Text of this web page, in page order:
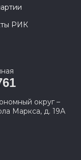
РИК
округ –
Маркса, д. 19А